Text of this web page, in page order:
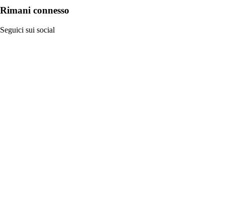
Rimani connesso
Seguici sui social